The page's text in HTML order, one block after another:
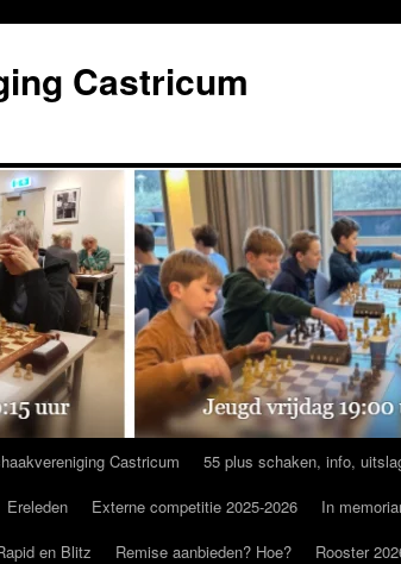
Castricum
Castricum 55 plus schaken, info,
Ereleden Externe competitie 2025-2026 In
en Blitz
Remise aanbieden? Hoe? Rooster